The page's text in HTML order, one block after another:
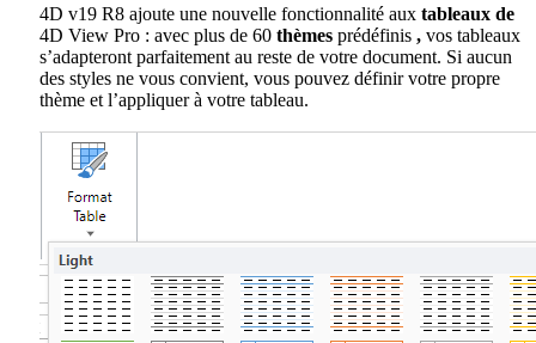
4D v19 R8 ajoute une nouvelle fonctionnalité aux tableaux de
4D View Pro : avec plus de 60 thèmes prédéfinis , vos tableaux
s’adapteront parfaitement au reste de votre document. Si aucun
des styles ne vous convient, vous pouvez définir votre propre
thème et l’appliquer à votre tableau.